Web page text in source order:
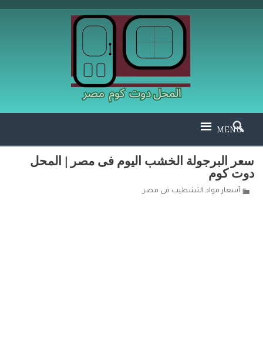
MENU
سعر البرجولة الخشب اليوم فى مصر | المحل
دوت كوم
أسعار مواد التشطيب فى مصر